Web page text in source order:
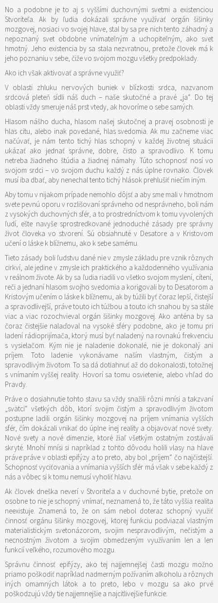
No a podobne je to aj s vyššími duchovnými svetmi a existenciou
Stvoriteľa. Ak by ľudia dokázali správne využívať orgán šišinky
mozgovej, nosiaci vo svojej hlave, stal by sa pre nich tento záhadný a
nepoznaný svet obdobne vnímateľným a uchopiteľným, ako svet
hmotný. Jeho existencia by sa stala nezvratnou, pretože človek má k
jeho poznaniu v sebe, čiže vo svojom mozgu všetky predpoklady.
Ako ich však aktivovať a správne využiť?
V oblasti zhluku nervových buniek v blízkosti srdca, nazvanom
srdcová pleteň sídli náš duch – naše skutočné a pravé „ja“. Do tej
oblasti vždy smeruje náš prst vtedy, ak hovoríme o sebe samých.
Hlasom nášho ducha, hlasom našej skutočnej a pravej osobnosti je
hlas citu, alebo inak povedané, hlas svedomia. Ak mu začneme viac
načúvať, je nám tento tichý hlas schopný v každej životnej situácii
ukázať ako jednať správne, dobre, čisto a spravodlivo. K tomu
netreba žiadneho štúdia a žiadnej námahy. Túto schopnosť nosí vo
svojom srdci – vo svojom duchu každý z nás úplne rovnako. Človek
musí iba dbať, aby nenechal tento tichý hlások prehlušiť niečím iným.
Aby tomu v nijakom prípade nemohlo dôjsť a aby sme mali v hmotnom
svete pevnú oporu v rozlišovaní správneho od nesprávneho, boli nám
z vysokých duchovných sfér, a to prostredníctvom k tomu vyvolených
ľudí, ešte navyše sprostredkované jednoduché zásady pre správny
život človeka vo stvorení. Sú obsiahnuté v Desatore a v Kristovom
učení o láske k blížnemu, ako k sebe samému.
Tieto zásady boli ľudstvu dané nie v zmysle základu pre vznik rôznych
cirkví, ale jedine v zmysle ich praktického a každodenného využívania
v reálnom živote. Ak by sa ľudia riadili vo všetko svojom myslení, cítení,
reči a jednaní hlasom svojho svedomia a korigovali by to Desatorom a
Kristovým učením o láske k blížnemu, ak by túžili byť čoraz lepší, čistejší
a spravodlivejší, práve touto ich túžbou a touto ich snahou by sa stále
viac a viac rozochvieval orgán šišinky mozgovej. Ako anténa by sa
čoraz čistejšie nalaďoval na vysoké sféry podobne, ako je tomu pri
ladení rádioprijímača, ktorý musí byť naladený na rovnakú frekvenciu
s vysielačom. Kým nie je naladenie dokonalé, nie je dokonalý ani
príjem. Toto ladenie vykonávame naším vlastným, čistým a
spravodlivým životom. To sa dá dotiahnuť až do dokonalosti, totožnej
s vnímaním vyššej reality. Hovorí sa tomu osvietenie, alebo vhľad do
Pravdy.
Práve o dosiahnutie tohto stavu sa vždy snažili rôzni mnísi a takzvaní
„svätci“ všetkých dôb, ktorí svojim čistým a spravodlivým životom
postupne ladili orgán šišinky mozgovej na príjem vnímania vyšších
sfér, čím dokázali vnikať do úplne inej reality a objavovať nové svety.
Nové svety a nové dimenzie, ktoré žiaľ všetkým ostatným zostávali
skryté. Mnohí mnísi si napríklad z tohto dôvodu holili vlasy na hlave
práve práve v oblasti epifýzy a to preto, aby bol „príjem“ čo najčistejší.
Schopnosť vyciťovania a vnímania vyšších sfér má však v sebe každý z
nás a vôbec si k tomu nemusí vyholiť hlavu.
Ak človek dneška neverí v Stvoriteľa a v duchovné bytie, pretože on
osobne to nie je schopný vnímať, neznamená to, že táto vyššia realita
neexistuje. Znamená to, že on sám nebol doteraz schopný využiť
činnosť orgánu šišinky mozgovej, ktorej funkciu podviazal vlastným
materialistickým svetonázorom, svojim nespravodlivým, nečistým a
necnostným životom a svojim obmedzeným využívaním len a len
funkcií veľkého, rozumového mozgu.
Správnu činnosť epifýzy, ako tej najjemnejšej časti mozgu možno
priamo poškodiť napríklad nadmerným požívaním alkoholu a rôznych
iných omamných látok a to preto, lebo v mozgu sa ako prvé
poškodzujú vždy tie najjemnejšie a najcitlivejšie funkcie.